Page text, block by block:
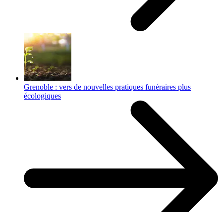
Grenoble : vers de nouvelles pratiques funéraires plus
écologiques